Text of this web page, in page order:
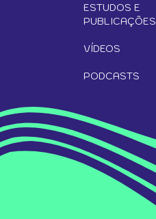
ESTUDOS E
PUBLICAÇÕES
VÍDEOS
PODCASTS